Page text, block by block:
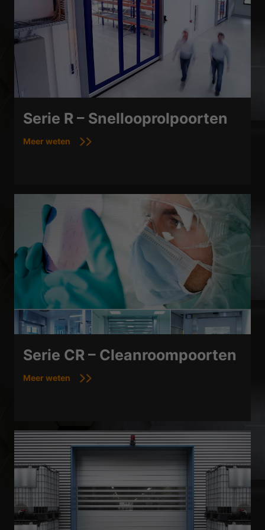
Serie R – Snellooprolpoorten
Meer weten
Serie CR – Cleanroompoorten
Meer weten